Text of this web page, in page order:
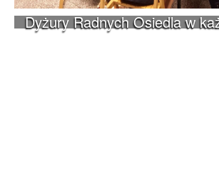
Dyżury Radnych Osiedla w